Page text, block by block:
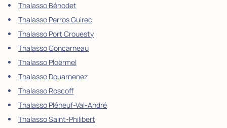
Thalasso Bénodet
Thalasso Perros Guirec
Thalasso Port Crouesty
Thalasso Concarneau
Thalasso Ploërmel
Thalasso Douarnenez
Thalasso Roscoff
Thalasso Pléneuf-Val-André
Thalasso Saint-Philibert